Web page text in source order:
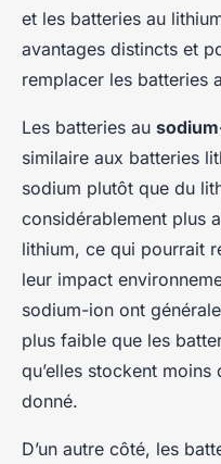
et les batteries au
avantages distincts et
remplacer les batteries
Les batteries au
similaire aux batteries
sodium plutôt que du
considérablement plus
lithium, ce qui pourrait
leur impact
sodium-ion ont
plus faible que les
qu’elles stockent moins
donné.
D’un autre côté, les